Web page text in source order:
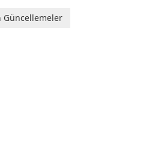
macOS and Linux XnConvert
Güncellemeler